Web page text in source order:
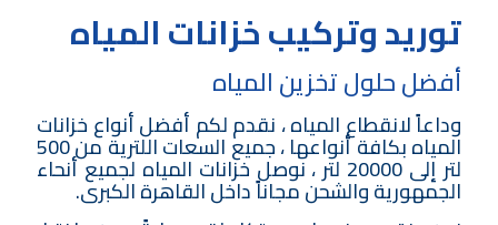
توريد وتركيب خزانات المياه
أفضل حلول تخزين المياه
وداعاً لانقطاع المياه ، نقدم لكم أفضل أنواع خزانات
المياه بكافة أنواعها ، جميع السعات اللترية من 500
لتر إلى 20000 لتر ، نوصل خزانات المياه لجميع أنحاء
الجمهورية والشحن مجاناً داخل القاهرة الكبرى.